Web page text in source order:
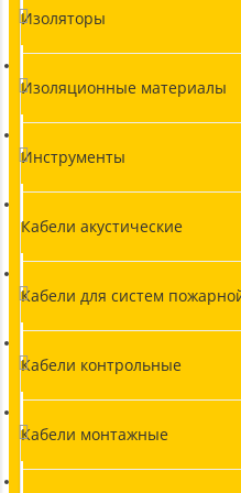
Изоляторы
Изоляционные материалы
Инструменты
Кабели акустические
Кабели для систем
Кабели контрольные
Кабели монтажные